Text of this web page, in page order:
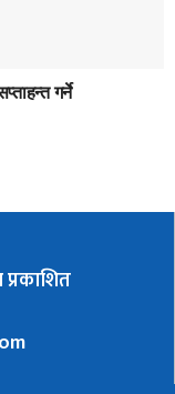
गर्ने
प्रकाशित